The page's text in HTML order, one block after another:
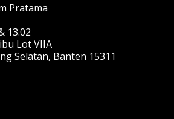
Pratama
13.02
Lot VIIA
Selatan, Banten 15311